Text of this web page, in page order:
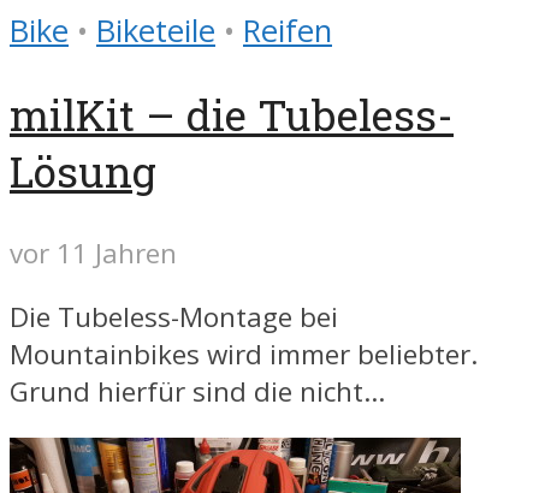
Bike • Biketeile • Reifen
milKit – die Tubeless-
Lösung
vor 11 Jahren
Die Tubeless-Montage bei
Mountainbikes wird immer beliebter.
Grund hierfür sind die nicht...